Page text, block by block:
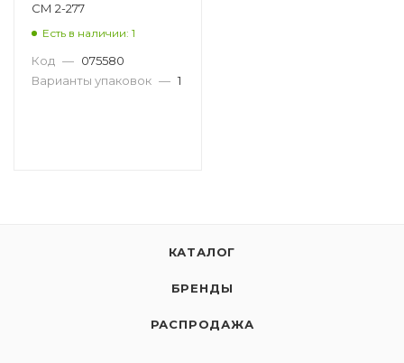
СМ 2-277
Есть в наличии: 1
Код — 075580
Варианты упаковок — 1
КАТАЛОГ
БРЕНДЫ
РАСПРОДАЖА